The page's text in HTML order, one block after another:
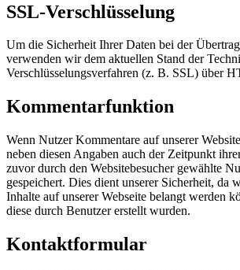
SSL-Verschlüsselung
Um die Sicherheit Ihrer Daten bei der
verwenden wir dem aktuellen Stand der
Verschlüsselungsverfahren (z. B. SSL) über
Kommentarfunktion
Wenn Nutzer Kommentare auf unserer
neben diesen Angaben auch der Zeitpunkt
zuvor durch den Websitebesucher gewählte
gespeichert. Dies dient unserer Sicherheit, da
Inhalte auf unserer Webseite belangt werden
diese durch Benutzer erstellt wurden.
Kontaktformular